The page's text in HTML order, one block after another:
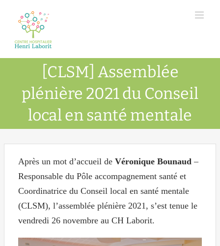
[CLSM] Assemblée
plénière 2021 du Conseil
local en santé mentale
Après un mot d’accueil de Véronique Bounaud–
Responsable du Pôle accompagnement santé et
Coordinatrice du Conseil local en santé mentale
(CLSM), l’assemblée plénière 2021, s’est tenue le
vendredi 26 novembre au CH Laborit.